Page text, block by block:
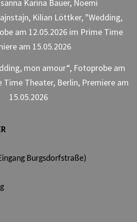
mon amour“, Fotoprobe am
Time Theater, Berlin, Premiere am
15.05.2026
Burgsdorfstraße)